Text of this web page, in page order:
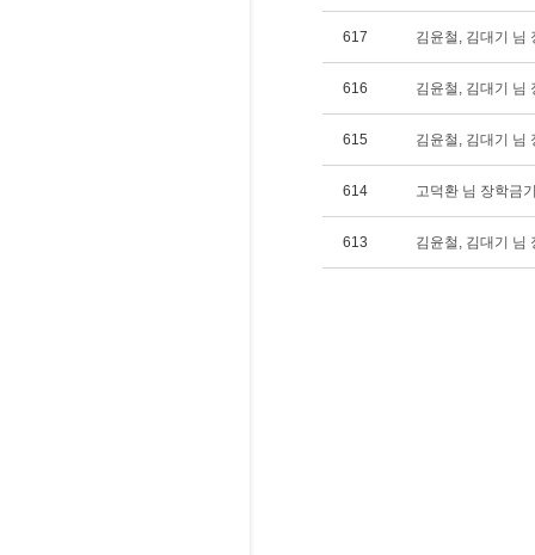
617 김윤철, 김대기 님
616 김윤철, 김대기 님
615 김윤철, 김대기 님
614 고덕환 님 장학금
613 김윤철, 김대기 님